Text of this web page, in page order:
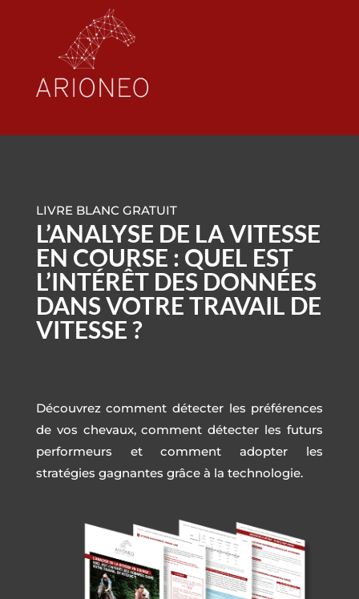
LIVRE BLANC GRATUIT
L’ANALYSE DE LA VITESSE
EN COURSE : QUEL EST
L’INTÉRÊT DES DONNÉES
DANS VOTRE TRAVAIL DE
VITESSE ?
Découvrez comment détecter les préférences
de vos chevaux, comment détecter les futurs
performeurs et comment adopter les
stratégies gagnantes grâce à la technologie.